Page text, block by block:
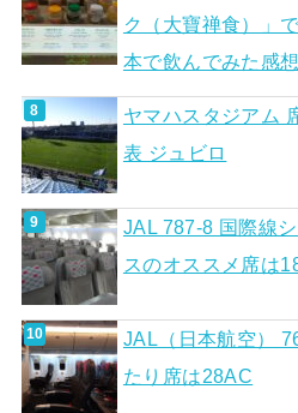
ク（大寶禅食）」
本で飲んでみた感想
ヤマハスタジアム
表 ジュビロ
JAL 787-8 国際線
スのオススメ席は
JAL（日本航空）
たり席は28AC